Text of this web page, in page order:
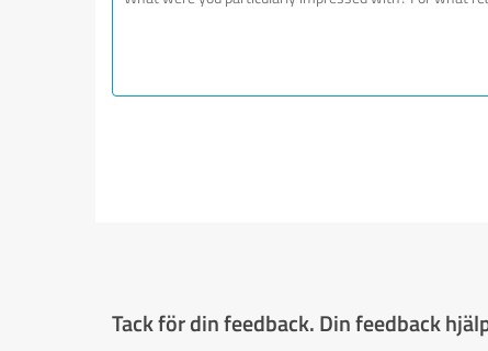
Tack för din feedback. Din feedback